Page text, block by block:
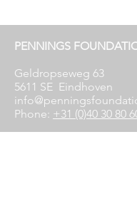
PENNINGS
Geldropseweg 63
5611 SE Eindhoven
Phone: +31 (0)40 30 80